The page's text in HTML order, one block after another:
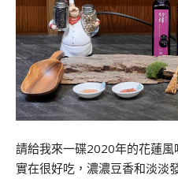
請給我來一碟2020年的花蓮
實在很好吃，濃濃豆香和淡淡